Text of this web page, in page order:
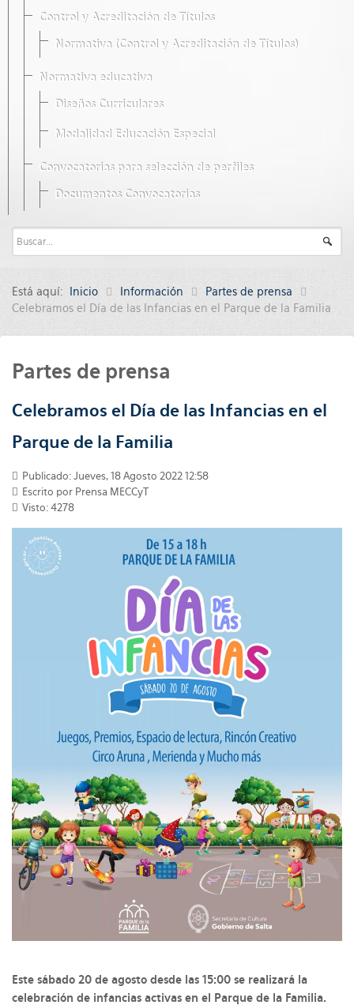
Control y Acreditación de Títulos
Normativa (Control y Acreditación de Títulos)
Normativa educativa
Diseños Curriculares
Modalidad Educación Especial
Convocatorias para selección de perfiles
Documentos Convocatorias
Está aquí: Inicio Información
Partes de prensa
Celebramos el Día de las Infancias en el Parque de la Familia
Partes de prensa
Celebramos el Día de las Infancias en el
Parque de la Familia
Publicado: Jueves, 18 Agosto 2022 12:58
Escrito por Prensa MECCyT
Visto: 4278
Este sábado 20 de agosto desde las 15:00 se realizará la
celebración de infancias activas en el Parque de la Familia.